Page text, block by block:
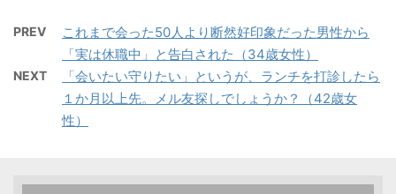
PREV
これまで会った50人より断然好印象だった男性から
「実は休職中」と告白された（34歳女性）
NEXT
「会いたい守りたい」というが、ランチを打診したら
１か月以上先。メル友探しでしょうか？（42歳女
性）